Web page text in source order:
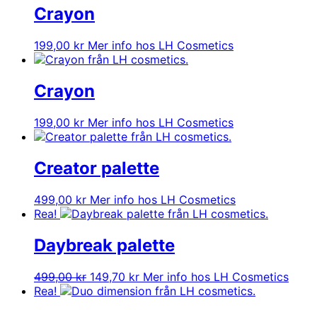
Crayon
199,00 kr Mer info hos LH Cosmetics
Crayon
199,00 kr Mer info hos LH Cosmetics
Creator palette
499,00 kr Mer info hos LH Cosmetics
Rea!
Daybreak palette
499,00kr Det
ursprungliga
149,70 krDet
nuvarande
Mer info hos LH Cosmetics
Rea!